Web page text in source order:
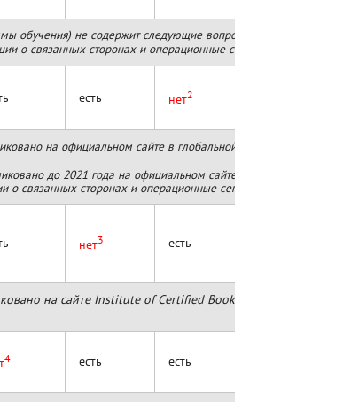
обучения) не содержит следующие вопросы применения МСФО:
о связанных сторонах и операционные сегменты.
есть нет2
на официальном сайте в глобальной компьютерной сети
до 2021 года на официальном сайте организации,
о связанных сторонах и операционные сегменты.
нет3 есть
на сайте Institute of Certified Bookkeepers, не
4 есть есть